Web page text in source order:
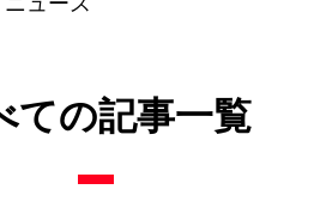
ての記事一覧